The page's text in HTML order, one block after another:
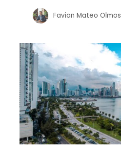
Favian Mateo Olmos